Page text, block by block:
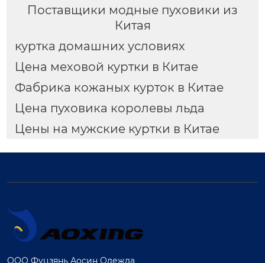
Поставщики модные пуховики из
Китая
куртка домашних условиях
Цена меховой куртки в Китае
Фабрика кожаных курток в Китае
Цена пуховика королевы льда
Цены на мужские куртки в Китае
ООО Фуцзянь Аосин Одежда